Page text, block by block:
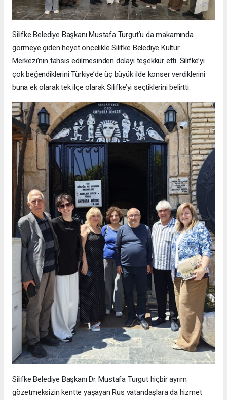
Silifke Belediye Başkanı Mustafa Turgut’u da makamında
görmeye giden heyet öncelikle Silifke Belediye Kültür
Merkezi’nin tahsis edilmesinden dolayı teşekkür etti. Silifke’yi
çok beğendiklerini Türkiye’de üç büyük ilde konser verdiklerini
buna ek olarak tek ilçe olarak Silifke’yi seçtiklerini belirtti.
Silifke Belediye Başkanı Dr. Mustafa Turgut hiçbir ayrım
gözetmeksizin kentte yaşayan Rus vatandaşlara da hizmet